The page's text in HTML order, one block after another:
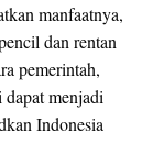
manfaatnya,
dan rentan
pemerintah,
dapat menjadi
Indonesia